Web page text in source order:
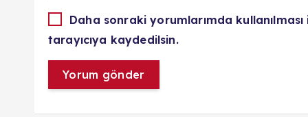
Daha sonraki yorumlarımda
tarayıcıya kaydedilsin.